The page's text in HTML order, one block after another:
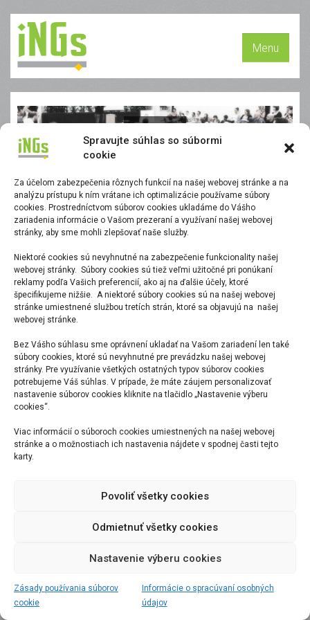
Spravujte súhlas so súbormi
cookie
Za účelom zabezpečenia rôznych funkcií na našej webovej stránke a na
analýzu prístupu k ním vrátane ich optimalizácie používame súbory
cookies. Prostredníctvom súborov cookies ukladáme do Vášho
zariadenia informácie o Vašom prezeraní a využívaní našej webovej
stránky, aby sme mohli zlepšovať naše služby.
Niektoré cookies sú nevyhnutné na zabezpečenie funkcionality našej
webovej stránky. Súbory cookies sú tiež veľmi užitočné pri ponúkaní
reklamy podľa Vašich preferencií, ako aj na ďalšie účely, ktoré
špecifikujeme nižšie. A niektoré súbory cookies sú na našej webovej
stránke umiestnené službou tretích strán, ktoré sa objavujú na našej
webovej stránke.
Bez Vášho súhlasu sme oprávnení ukladať na Vašom zariadení len také
súbory cookies, ktoré sú nevyhnutné pre prevádzku našej webovej
stránky. Pre využívanie všetkých ostatných typov súborov cookies
potrebujeme Váš súhlas. V prípade, že máte záujem personalizovať
nastavenie súborov cookies kliknite na tlačidlo „Nastavenie výberu
cookies“.
Viac informácií o súboroch cookies umiestnených na našej webovej
stránke a o možnostiach ich nastavenia nájdete v spodnej časti tejto
karty.
Povoliť všetky cookies
Odmietnuť všetky cookies
Nastavenie výberu cookies
Zásady používania súborov
cookie
Informácie o spracúvaní osobných
údajov
Menu
Shop